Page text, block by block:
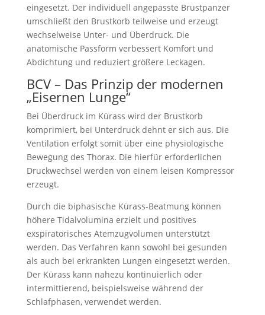
eingesetzt. Der individuell angepasste Brustpanzer
umschließt den Brustkorb teilweise und erzeugt
wechselweise Unter- und Überdruck. Die
anatomische Passform verbessert Komfort und
Abdichtung und reduziert größere Leckagen.
BCV – Das Prinzip der modernen
„Eisernen Lunge“
Bei Überdruck im Kürass wird der Brustkorb
komprimiert, bei Unterdruck dehnt er sich aus. Die
Ventilation erfolgt somit über eine physiologische
Bewegung des Thorax. Die hierfür erforderlichen
Druckwechsel werden von einem leisen Kompressor
erzeugt.
Durch die biphasische Kürass-Beatmung können
höhere Tidalvolumina erzielt und positives
exspiratorisches Atemzugvolumen unterstützt
werden. Das Verfahren kann sowohl bei gesunden
als auch bei erkrankten Lungen eingesetzt werden.
Der Kürass kann nahezu kontinuierlich oder
intermittierend, beispielsweise während der
Schlafphasen, verwendet werden.